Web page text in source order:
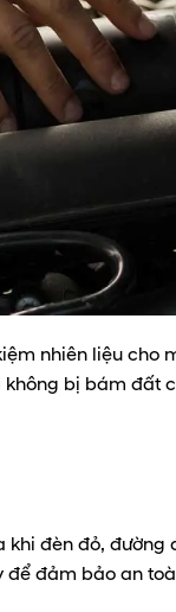
nhiên liệu cho
không bị bám đất
đèn đỏ, đường
đảm bảo an